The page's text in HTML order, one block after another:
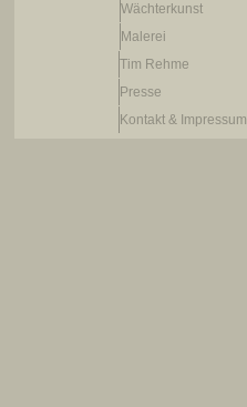
Wächterkunst
Malerei
Tim Rehme
Presse
Kontakt & Impressum